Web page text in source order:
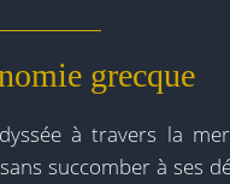
grecque
à travers la
succomber à ses